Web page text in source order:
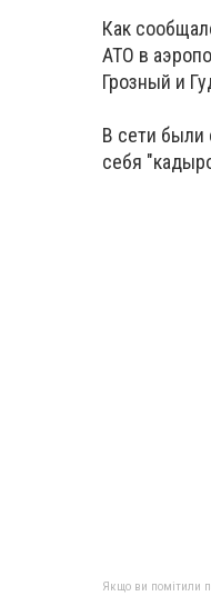
Как
АТО в
Грозный и
В сети были
себя
Якщо ви помітили